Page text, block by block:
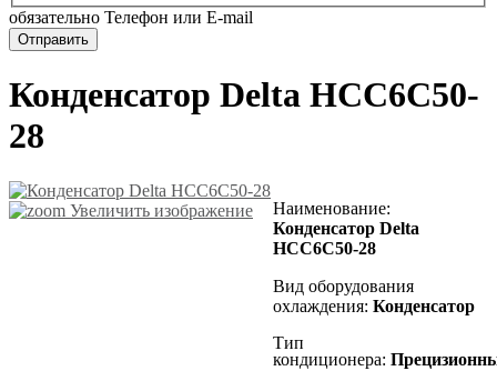
обязательно Телефон или E-mail
Конденсатор Delta HCC6C50-
28
Увеличить изображение Наименование:
Конденсатор Delta
HCC6C50-28
Вид оборудования
охлаждения: Конденсатор
Тип
кондиционера: